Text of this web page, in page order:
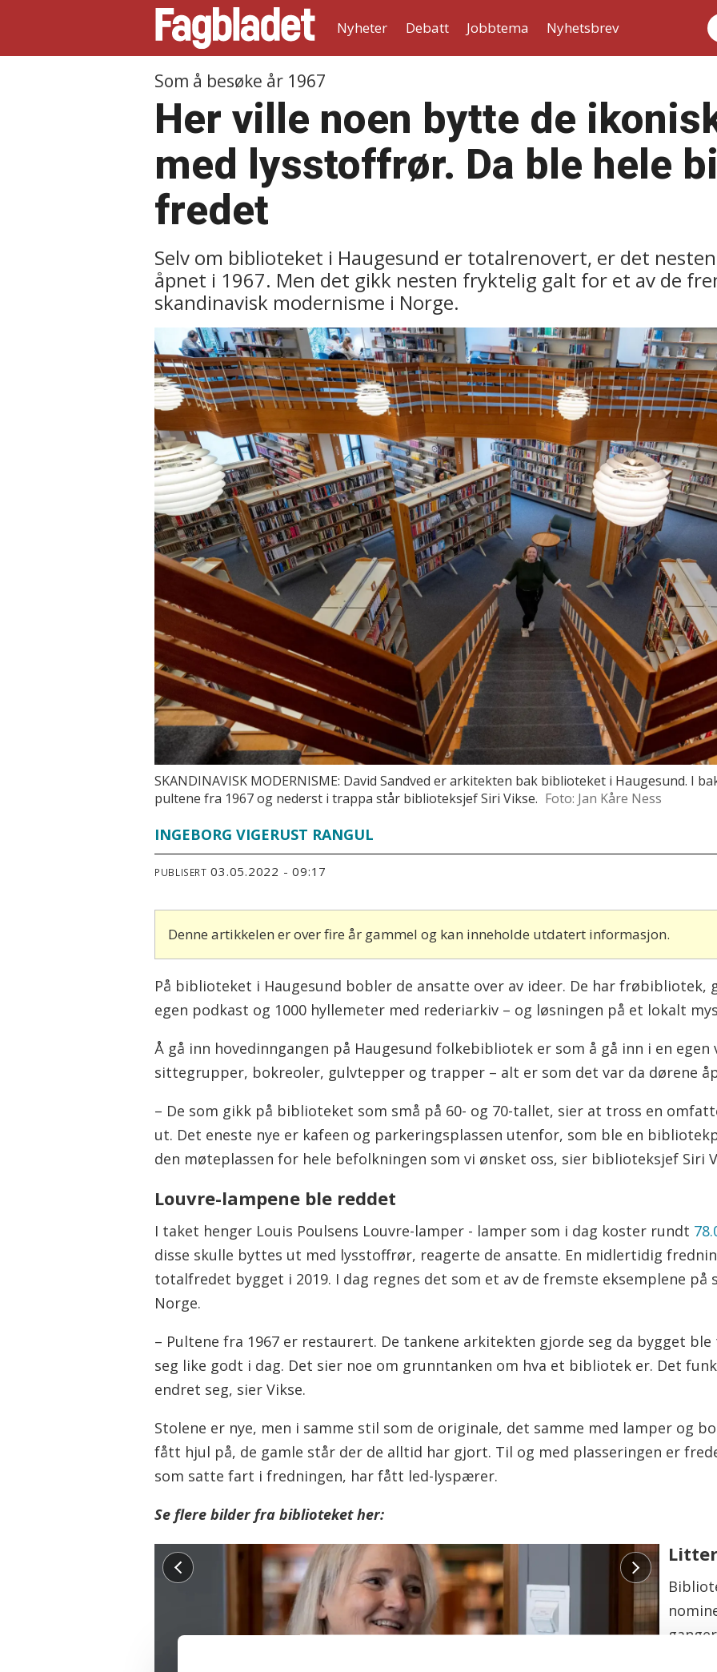
Nyheter Debatt Jobbtema Nyhetsbrev
Som å besøke år 1967
Her ville noen bytte de
med lysstoffrør. Da ble hele
fredet
Selv om biblioteket i Haugesund er totalrenovert, er det
åpnet i 1967. Men det gikk nesten fryktelig galt for et av de
skandinavisk modernisme i Norge.
SKANDINAVISK MODERNISME: David Sandved er arkitekten bak biblioteket i Haugesund. I
pultene fra 1967 og nederst i trappa står biblioteksjef Siri Vikse. Foto: Jan Kåre Ness
INGEBORG VIGERUST RANGUL
PUBLISERT 03.05.2022 - 09:17
Denne artikkelen er over fire år gammel og kan inneholde utdatert informasjon.
På biblioteket i Haugesund bobler de ansatte over av ideer. De har frøbibliotek,
egen podkast og 1000 hyllemeter med rederiarkiv – og løsningen på et lokalt
Å gå inn hovedinngangen på Haugesund folkebibliotek er som å gå inn i en
sittegrupper, bokreoler, gulvtepper og trapper – alt er som det var da dørene
– De som gikk på biblioteket som små på 60- og 70-tallet, sier at tross en
ut. Det eneste nye er kafeen og parkeringsplassen utenfor, som ble en
den møteplassen for hele befolkningen som vi ønsket oss, sier biblioteksjef Siri
Louvre-lampene ble reddet
I taket henger Louis Poulsens Louvre-lamper - lamper som i dag koster rundt
disse skulle byttes ut med lysstoffrør, reagerte de ansatte. En midlertidig
totalfredet bygget i 2019. I dag regnes det som et av de fremste eksemplene på
Norge.
– Pultene fra 1967 er restaurert. De tankene arkitekten gjorde seg da bygget
seg like godt i dag. Det sier noe om grunntanken om hva et bibliotek er. Det
endret seg, sier Vikse.
Stolene er nye, men i samme stil som de originale, det samme med lamper og
fått hjul på, de gamle står der de alltid har gjort. Til og med plasseringen er
som satte fart i fredningen, har fått led-lyspærer.
Se flere bilder fra biblioteket her: